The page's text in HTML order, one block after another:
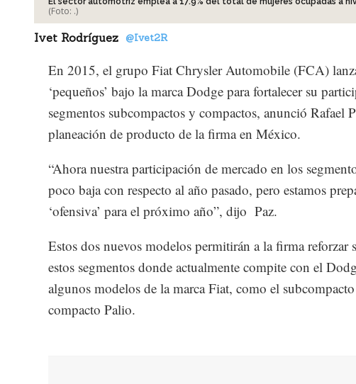
(Foto: .)
Ivet Rodríguez @Ivet2R
En 2015, el grupo Fiat Chrysler Automobile (FCA)
‘pequeños’ bajo la marca Dodge para fortalecer su
segmentos subcompactos y compactos, anunció Rafael
planeación de producto de la firma en México.
“Ahora nuestra participación de mercado en los
poco baja con respecto al año pasado, pero estamos
‘ofensiva’ para el próximo año”, dijo Paz.
Estos dos nuevos modelos permitirán a la firma reforzar
estos segmentos donde actualmente compite con el
algunos modelos de la marca Fiat, como el
compacto Palio.